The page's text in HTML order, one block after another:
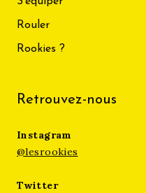
Rouler
Rookies ?
Retrouvez-nous
Instagram
@lesrookies
Twitter